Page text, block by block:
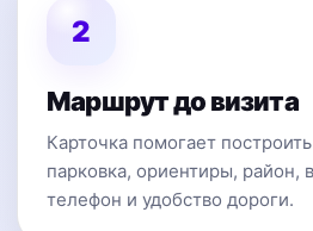
2
Маршрут до визита
Карточка помогает
парковка, ориентиры, район,
телефон и удобство дороги.